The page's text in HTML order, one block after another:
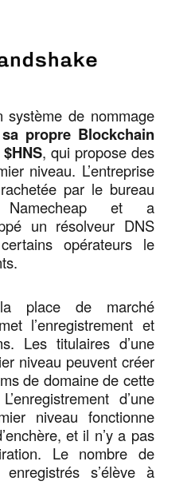
système de nommage
sa propre Blockchain
, qui propose des
niveau. L’entreprise
par le bureau
Namecheap et a
un résolveur DNS
opérateurs le
place de marché
l’enregistrement et
Les titulaires d’une
niveau peuvent créer
de domaine de cette
d’une
niveau fonctionne
et il n’y a pas
Le nombre de
s’élève à